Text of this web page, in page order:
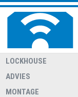
LOCKHOUSE
ADVIES
MONTAGE